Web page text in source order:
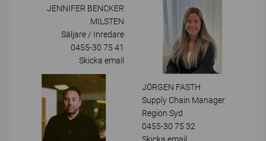
JENNIFER BENCKER
MILSTEN
Säljare / Inredare
0455-30 75 41
Skicka email
JÖRGEN FASTH
Supply Chain Manager
Region Syd
0455-30 75 32